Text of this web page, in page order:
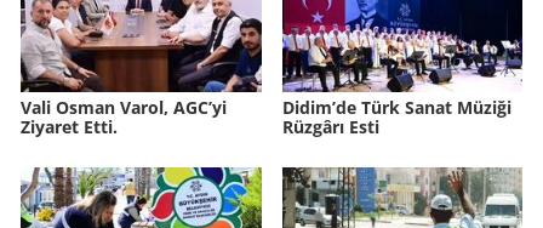
Vali Osman Varol, AGC’yi
Ziyaret Etti.
Didim’de Türk Sanat Mü­zi­ği
Rüz­gâ­rı Esti